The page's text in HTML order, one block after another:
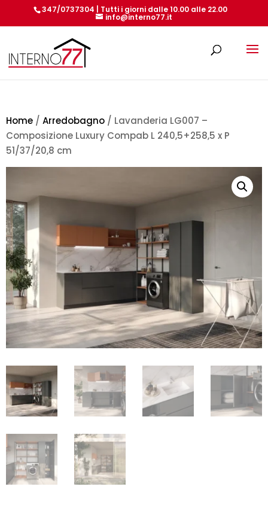
347/0737304 | Tutti i giorni dalle 10.00 alle 22.00
info@interno77.it
Home / Arredobagno / Lavanderia LG007 –
Composizione Luxury Compab L 240,5+258,5 x P
51/37/20,8 cm